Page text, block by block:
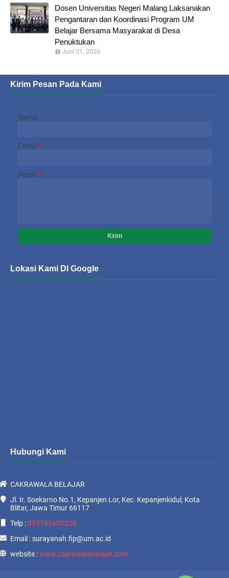
Dosen Universitas Negeri Malang Laksanakan
Pengantaran dan Koordinasi Program UM
Belajar Bersama Masyarakat di Desa
Penuktukan
Juni 21, 2026
Kirim Pesan Pada Kami
Nama
Email *
Pesan *
Lokasi Kami DI Google
Hubungi Kami
CAKRAWALA BELAJAR
Jl. Ir. Soekarno No.1, Kepanjen Lor, Kec. Kepanjenkidul, Kota
Blitar, Jawa Timur 66117
Telp :085755605220
Email : surayanah.fip@um.ac.id
website :www.cakrawalabelajar.com